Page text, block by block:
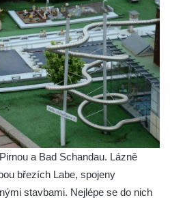
a Bad Schandau. Lázně
březích Labe, spojeny
stavbami. Nejlépe se do nich